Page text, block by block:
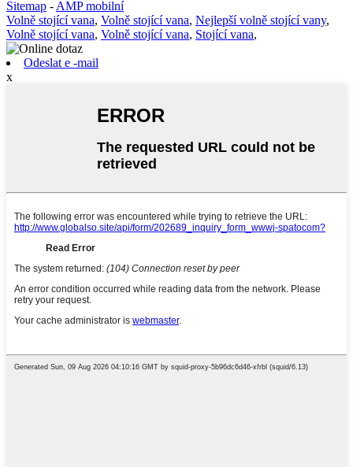
Sitemap - AMP mobilní
Volně stojící vana, Volně stojící vana, Nejlepší volně stojící vany,
Volně stojící vana, Volně stojící vana, Stojící vana,
Odeslat e -mail
x